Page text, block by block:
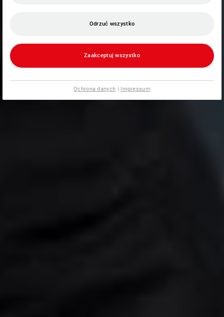
Odrzuć wszystko
Zaakceptuj wszystko
Ochrona danych | Impressum